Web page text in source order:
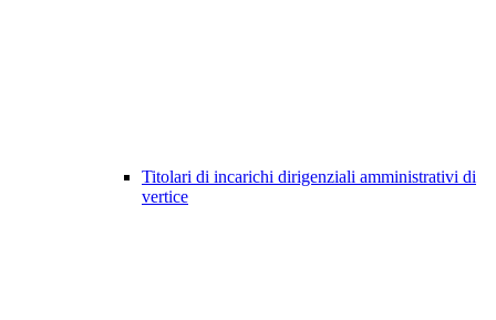
Titolari di incarichi dirigenziali amministrativi di
vertice